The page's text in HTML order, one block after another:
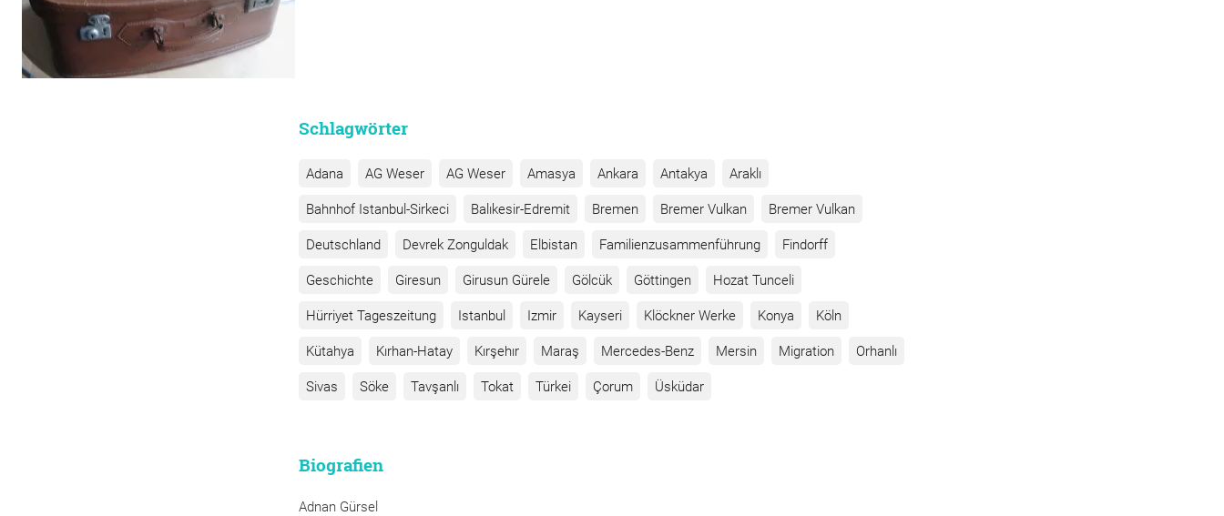
Schlagwörter
Adana AG Weser AG Weser Amasya Ankara Antakya Araklı
Bahnhof Istanbul-Sirkeci Balıkesir-Edremit Bremen Bremer Vulkan Bremer Vulkan
Deutschland Devrek Zonguldak Elbistan Familienzusammenführung Findorff
Geschichte Giresun Girusun Gürele Gölcük Göttingen Hozat Tunceli
Hürriyet Tageszeitung Istanbul Izmir Kayseri Klöckner Werke Konya Köln
Kütahya Kırhan-Hatay Kırşehır Maraş Mercedes-Benz Mersin Migration Orhanlı
Sivas Söke Tavşanlı Tokat Türkei Çorum Üsküdar
Biografien
Adnan Gürsel